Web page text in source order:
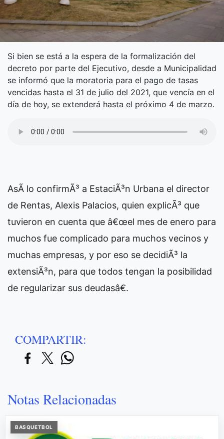
Si bien se está a la espera de la formalización del
decreto por parte del Ejecutivo, desde a Municipalidad
se informó que la moratoria para el pago de tasas
vencidas hasta el 31 de julio del 2021, que vencía en el
día de hoy, se extenderá hasta el próximo 4 de marzo.
AsÃ­ lo confirmÃ³ a EstaciÃ³n Urbana el director
de Rentas, Alexis Palacios, quien explicÃ³ que
tuvieron en cuenta que â€œel mes de enero para
muchos fue complicado para muchos vecinos y
muchas empresas, y por eso se decidiÃ³ la
extensiÃ³n, para que todos tengan la posibilidad
de regularizar sus deudasâ€.
COMPARTIR:
Notas Relacionadas
BASQUETBOL